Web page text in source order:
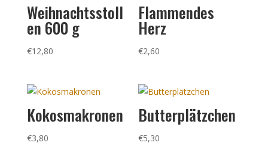
Weihnachtsstoll
en 600 g
€12,80
Flammendes
Herz
€2,60
Kokosmakronen
€3,80
Butterplätzchen
€5,30